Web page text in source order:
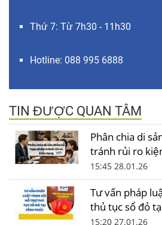
Thứ 7: Từ 7h30 - 11h30
Hotline: 088 995 6888
TIN ĐƯỢC QUAN TÂM
Phân chia di
tránh rủi ro
15:45 28.01.26
Tư vấn pháp
thủ tục sổ đỏ
15:20 27.01.26